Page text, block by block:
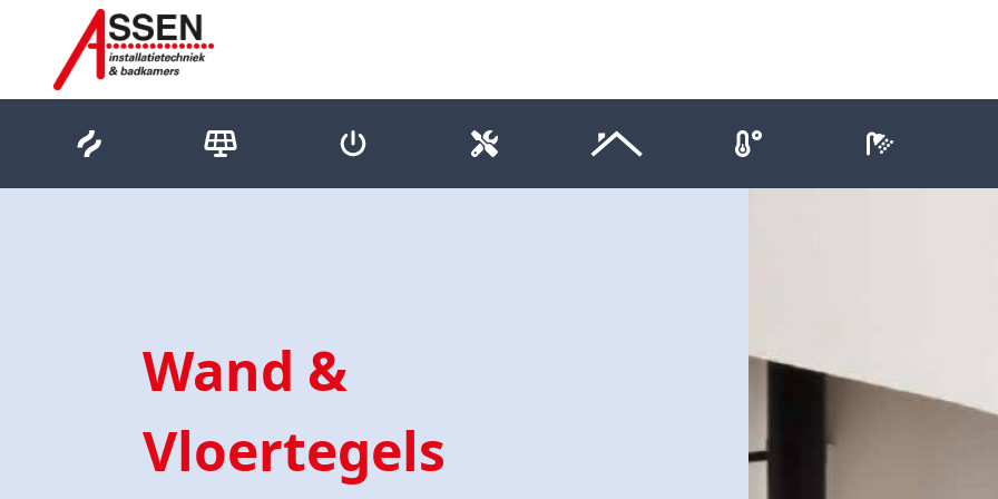
VerwarmenDuurzaamElektra LoodgieterswerkDak- & zinkwerkKlimaatbeheersing
Douche
Wand &
Vloertegels